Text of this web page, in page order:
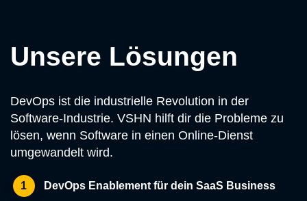
Unsere Lösungen
DevOps ist die industrielle Revolution in der
Software-Industrie. VSHN hilft dir die Probleme zu
lösen, wenn Software in einen Online-Dienst
umgewandelt wird.
1 DevOps Enablement für dein SaaS Business